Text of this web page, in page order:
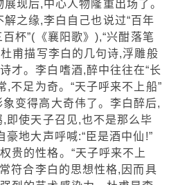
后,中心人物隆重出场了。
缘,李白自己也说过“百年
杯”(《襄阳歌》),“兴酣落笔
甫描写李白的几句诗,浮雕般
才。李白嗜酒,醉中往往在“长
,不足为奇。“天子呼来不上船”
变得高大奇伟了。李白醉后,
即使天子召见,也不是那么毕
地大声呼喊:“臣是酒中仙!”
贵的性格。“天子呼来不上
符合李白的思想性格,因而具